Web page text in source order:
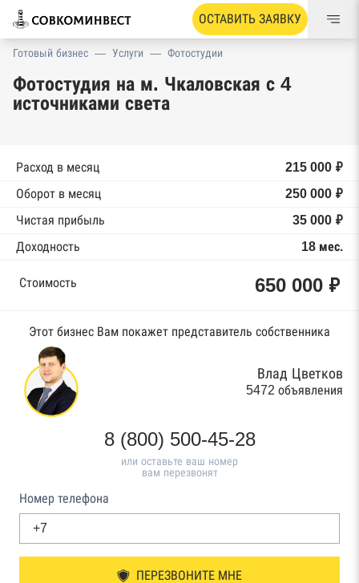
ОСТАВИТЬ ЗАЯВКУ
Готовый бизнес — Услуги — Фотостудии
Фотостудия на м. Чкаловская с 4
источниками света
Расход в месяц
215 000 ₽
Оборот в месяц
250 000 ₽
Чистая прибыль
35 000 ₽
Доходность
18 мес.
Стоимость 650 000 ₽
Этот бизнес Вам покажет представитель собственника
Влад Цветков
5472 объявления
8 (800) 500-45-28
или оставьте ваш номер
вам перезвонят
Номер телефона
ПЕРЕЗВОНИТЕ МНЕ